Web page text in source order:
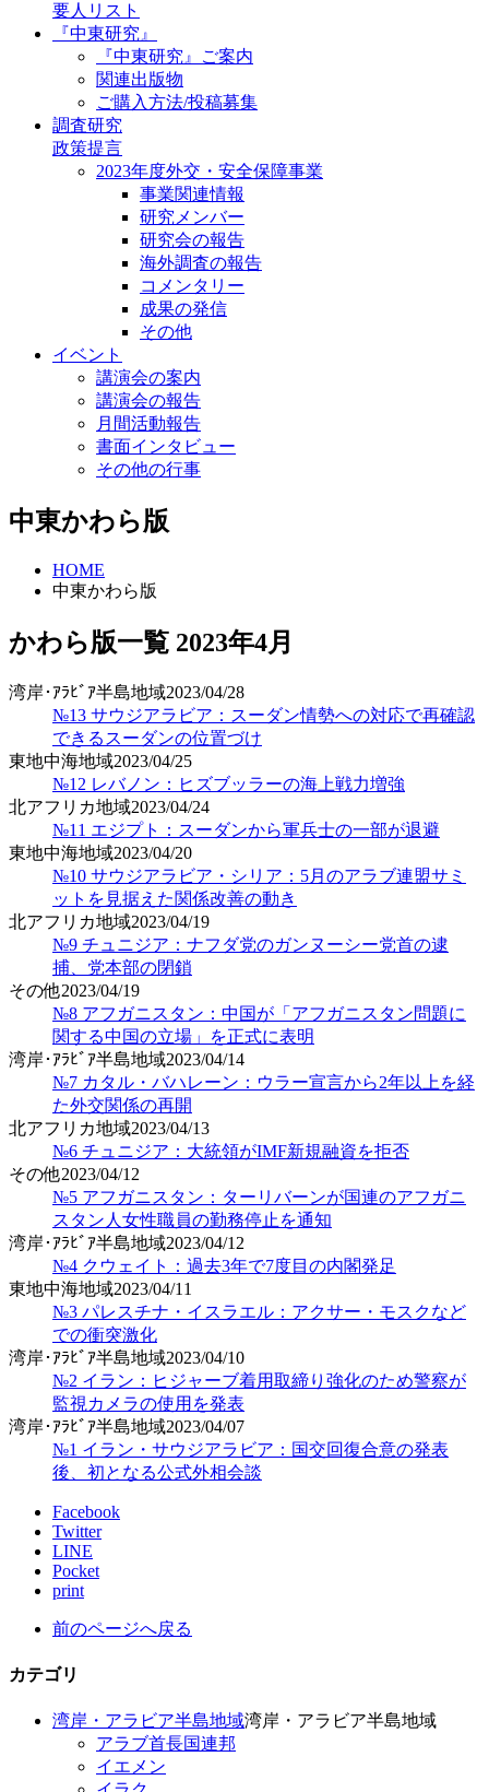
要人リスト
『中東研究』
『中東研究』ご案内
関連出版物
ご購入方法/投稿募集
調査研究
政策提言
2023年度外交・安全保障事業
事業関連情報
研究メンバー
研究会の報告
海外調査の報告
コメンタリー
成果の発信
その他
イベント
講演会の案内
講演会の報告
月間活動報告
書面インタビュー
その他の行事
中東かわら版
HOME
中東かわら版
かわら版一覧 2023年4月
湾岸･ｱﾗﾋﾞｱ半島地域2023/04/28
№13 サウジアラビア：スーダン情勢への対応で再確認
できるスーダンの位置づけ
東地中海地域2023/04/25
№12 レバノン：ヒズブッラーの海上戦力増強
北アフリカ地域2023/04/24
№11 エジプト：スーダンから軍兵士の一部が退避
東地中海地域2023/04/20
№10 サウジアラビア・シリア：5月のアラブ連盟サミ
ットを見据えた関係改善の動き
北アフリカ地域2023/04/19
№9 チュニジア：ナフダ党のガンヌーシー党首の逮
捕、党本部の閉鎖
その他2023/04/19
№8 アフガニスタン：中国が「アフガニスタン問題に
関する中国の立場」を正式に表明
湾岸･ｱﾗﾋﾞｱ半島地域2023/04/14
№7 カタル・バハレーン：ウラー宣言から2年以上を経
た外交関係の再開
北アフリカ地域2023/04/13
№6 チュニジア：大統領がIMF新規融資を拒否
その他2023/04/12
№5 アフガニスタン：ターリバーンが国連のアフガニ
スタン人女性職員の勤務停止を通知
湾岸･ｱﾗﾋﾞｱ半島地域2023/04/12
№4 クウェイト：過去3年で7度目の内閣発足
東地中海地域2023/04/11
№3 パレスチナ・イスラエル：アクサー・モスクなど
での衝突激化
湾岸･ｱﾗﾋﾞｱ半島地域2023/04/10
№2 イラン：ヒジャーブ着用取締り強化のため警察が
監視カメラの使用を発表
湾岸･ｱﾗﾋﾞｱ半島地域2023/04/07
№1 イラン・サウジアラビア：国交回復合意の発表
後、初となる公式外相会談
Facebook
Twitter
LINE
Pocket
print
前のページへ戻る
カテゴリ
湾岸・アラビア半島地域湾岸・アラビア半島地域
アラブ首長国連邦
イエメン